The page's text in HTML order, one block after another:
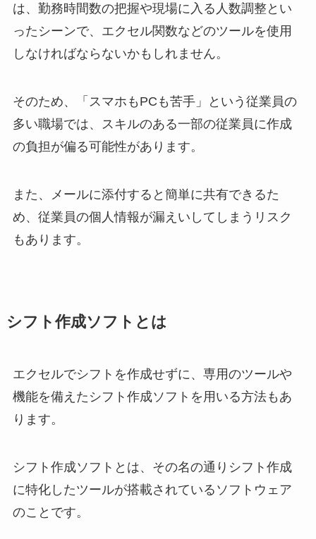
は、勤務時間数の把握や現場に入る人数調整とい
ったシーンで、エクセル関数などのツールを使用
しなければならないかもしれません。
そのため、「スマホもPCも苦手」という従業員の
多い職場では、スキルのある一部の従業員に作成
の負担が偏る可能性があります。
また、メールに添付すると簡単に共有できるた
め、従業員の個人情報が漏えいしてしまうリスク
もあります。
シフト作成ソフトとは
エクセルでシフトを作成せずに、専用のツールや
機能を備えたシフト作成ソフトを用いる方法もあ
ります。
シフト作成ソフトとは、その名の通りシフト作成
に特化したツールが搭載されているソフトウェア
のことです。